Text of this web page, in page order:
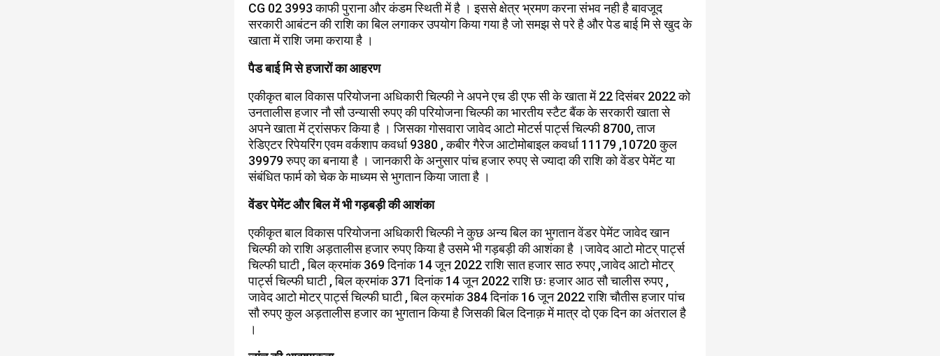
CG 02 3993 काफी पुराना और कंडम स्थिती में है । इससे क्षेत्र भ्रमण करना संभव नही है बावजूद
सरकारी आबंटन की राशि का बिल लगाकर उपयोग किया गया है जो समझ से परे है और पेड बाई मि से खुद के
खाता में राशि जमा कराया है ।
पैड बाई मि से हजारों का आहरण
एकीकृत बाल विकास परियोजना अधिकारी चिल्फी ने अपने एच डी एफ सी के खाता में 22 दिसंबर 2022 को
उनतालीस हजार नौ सौ उन्यासी रुपए की परियोजना चिल्फी का भारतीय स्टैट बैंक के सरकारी खाता से
अपने खाता में ट्रांसफर किया है । जिसका गोसवारा जावेद आटो मोटर्स पार्ट्स चिल्फी 8700, ताज
रेडिएटर रिपेयरिंग एवम वर्कशाप कवर्धा 9380 , कबीर गैरेज आटोमोबाइल कवर्धा 11179 ,10720 कुल
39979 रुपए का बनाया है । जानकारी के अनुसार पांच हजार रुपए से ज्यादा की राशि को वेंडर पेमेंट या
संबंधित फार्म को चेक के माध्यम से भुगतान किया जाता है ।
वेंडर पेमेंट और बिल में भी गड़बड़ी की आशंका
एकीकृत बाल विकास परियोजना अधिकारी चिल्फी ने कुछ अन्य बिल का भुगतान वेंडर पेमेंट जावेद खान
चिल्फी को राशि अड़तालीस हजार रुपए किया है उसमे भी गड़बड़ी की आशंका है ।जावेद आटो मोटर् पार्ट्स
चिल्फी घाटी , बिल क्रमांक 369 दिनांक 14 जून 2022 राशि सात हजार साठ रुपए ,जावेद आटो मोटर्
पार्ट्स चिल्फी घाटी , बिल क्रमांक 371 दिनांक 14 जून 2022 राशि छः हजार आठ सौ चालीस रुपए ,
जावेद आटो मोटर् पार्ट्स चिल्फी घाटी , बिल क्रमांक 384 दिनांक 16 जून 2022 राशि चौतीस हजार पांच
सौ रुपए कुल अड़तालीस हजार का भुगतान किया है जिसकी बिल दिनाक़ में मात्र दो एक दिन का अंतराल है
।